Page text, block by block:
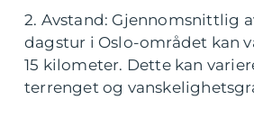
2. Avstand: Gjennomsnittlig
dagstur i Oslo-området kan
15 kilometer. Dette kan
terrenget og